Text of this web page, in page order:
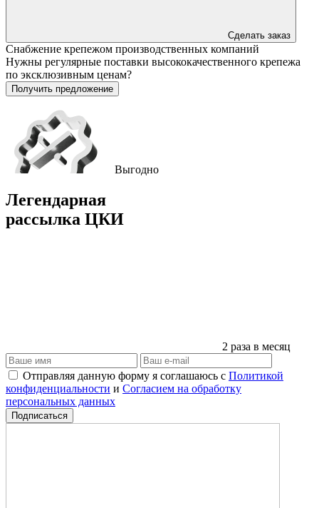
Сделать заказ
Снабжение крепежом производственных компаний
Нужны регулярные поставки высококачественного крепежа
по эксклюзивным ценам?
Получить предложение
Выгодно
Легендарная
рассылка ЦКИ
2 раза в месяц
Отправляя данную форму я соглашаюсь с Политикой
конфиденциальности и Согласием на обработку
персональных данных
Подписаться